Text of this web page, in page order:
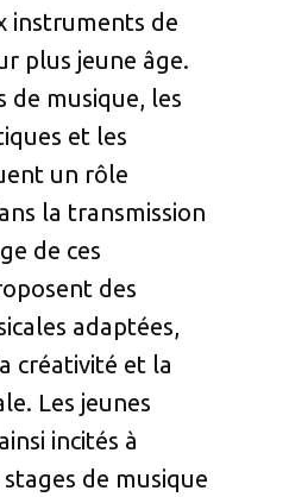
instruments de
plus jeune âge.
de musique, les
et les
un rôle
la transmission
de ces
des
adaptées,
créativité et la
Les jeunes
incités à
de musique